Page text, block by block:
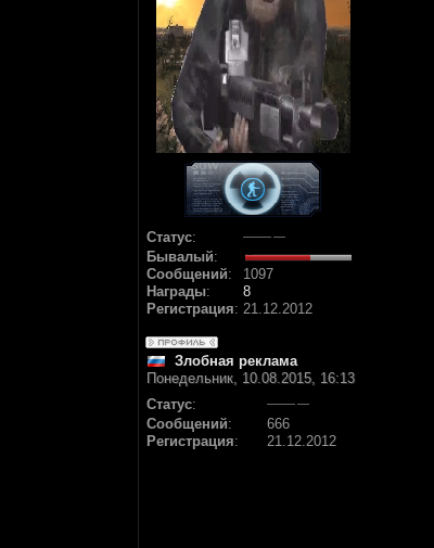
Статус:
Бывалый:
Сообщений:
1097
Награды:
8
Регистрация: 21.12.2012
Злобная реклама
Понедельник, 10.08.2015, 16:13
Статус:
Сообщений:
666
Регистрация: 21.12.2012